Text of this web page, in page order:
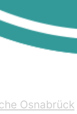
Osnabrück